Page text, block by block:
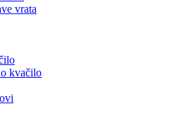
vrata
kvačilo